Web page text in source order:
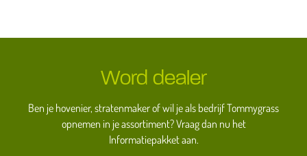
Word dealer
Ben je hovenier, stratenmaker of wil je als bedrijf Tommygrass
opnemen in je assortiment? Vraag dan nu het
Informatiepakket aan.